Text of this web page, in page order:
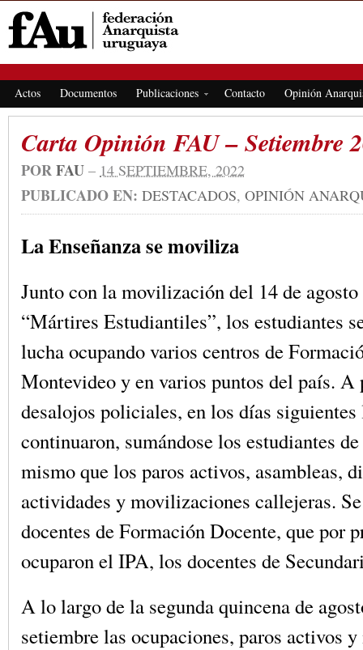
Actos Documentos Publicaciones Contacto Opinión
Carta Opinión FAU – Setiembre
PORFAU – 14 SEPTIEMBRE, 2022
PUBLICADO EN: DESTACADOS, OPINIÓN
La Enseñanza se moviliza
Junto con la movilización del 14 de
“Mártires Estudiantiles”, los estudiantes
lucha ocupando varios centros de
Montevideo y en varios puntos del país. A
desalojos policiales, en los días siguientes
continuaron, sumándose los estudiantes
mismo que los paros activos, asambleas,
actividades y movilizaciones callejeras.
docentes de Formación Docente, que por
ocuparon el IPA, los docentes de
A lo largo de la segunda quincena de
setiembre las ocupaciones, paros activos